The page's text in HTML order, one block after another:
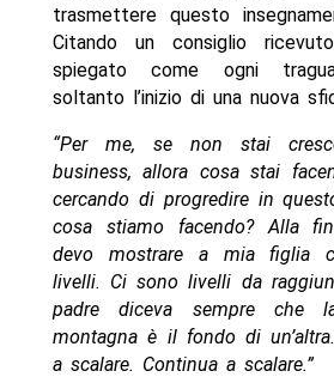
trasmettere questo
Citando un consiglio
spiegato come ogni
soltanto l’inizio di una nuova
“Per me, se non stai
business, allora cosa stai
cercando di progredire in
cosa stiamo facendo? Alla
devo mostrare a mia figlia
livelli. Ci sono livelli da
padre diceva sempre che
montagna è il fondo di
a scalare. Continua a scalare.”